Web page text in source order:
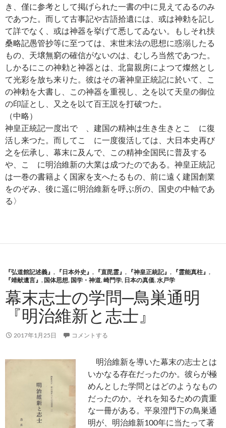
き、僅に参考として掲げられた一書の中に見えてゐるのみ
であつた。而して古事記や古語拾遺には、或は神勅を記し
て詳でなく、或は神器を挙げて悉してゐない。もしそれ扶
桑略記愚管抄等に至つては、末世末法の思想に惑溺したる
もの、天壌無窮の確信がないのは、むしろ当然であつた。
しかるにこの神勅と神器とは、北畠親房によつて燦然とし
て光彩を放ち来りた。彼はその著神皇正統記に於いて、こ
の神勅を大書し、この神器を重視し、之を以て天皇の御位
の印証とし、又之を以て百王説を打破つた。
（中略）
神皇正統記一度出でゝ、建国の精神は生き生きとこゝに復
活し来つた。而してこゝに一度復活しては、大日本史再び
之を伝承し、幕末に及んで、この精神全国民に普及する
や、こゝに明治維新の大業は成つたのである。神皇正統記
は一巻の書籍よく国家を支へたるもの、前に遠く建国創業
をのぞみ、後に遥に明治維新を呼ぶ所の、国史の中軸であ
る〉
『弘道館記述義』 , 『日本外史』 , 『直毘霊』 , 『神皇正統記』 , 『霊能真柱』 ,
『靖献遺言』 , 国体思想, 国学・神道,崎門学, 日本の真価,水戸学
幕末志士の学問─鳥巣通明
『明治維新と志士』
2017年1月25日 コメントする
明治維新を導いた幕末の志士とは
いかなる存在だったのか。彼らが極
めんとした学問とはどのようなもの
だったのか。それを知るための貴重
な一冊がある。平泉澄門下の鳥巣通
明が、明治維新100年に当たって著